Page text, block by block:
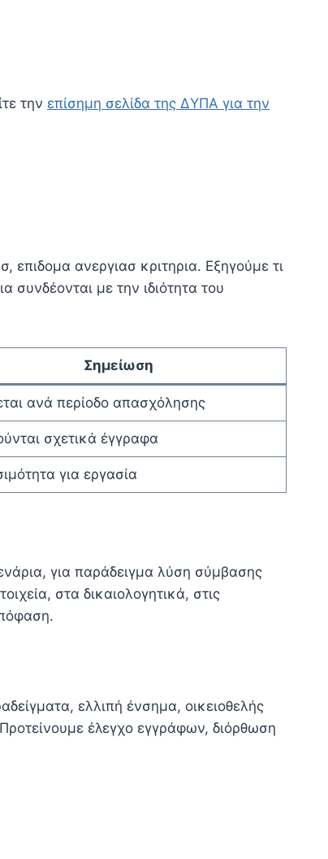
την επίσημη σελίδα της ΔΥΠΑ για την
ανεργιασ κριτηρια. Εξηγούμε τι
με την ιδιότητα του
Σημείωση
ανά περίοδο απασχόλησης
σχετικά έγγραφα
για εργασία
για παράδειγμα λύση σύμβασης
στα δικαιολογητικά, στις
ελλιπή ένσημα, οικειοθελής
έλεγχο εγγράφων, διόρθωση